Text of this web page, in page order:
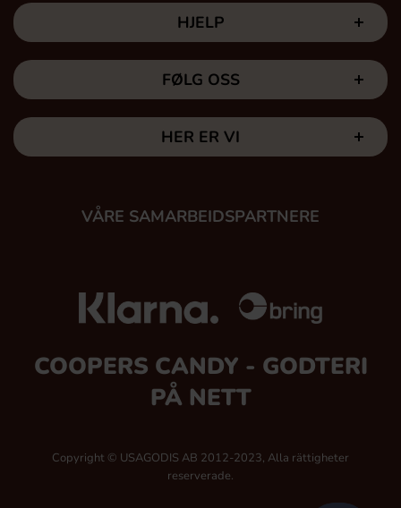
HJELP
FØLG OSS
HER ER VI
VÅRE SAMARBEIDSPARTNERE
COOPERS CANDY - GODTERI
PÅ NETT
Copyright © USAGODIS AB 2012-2023, Alla rättigheter
reserverade.